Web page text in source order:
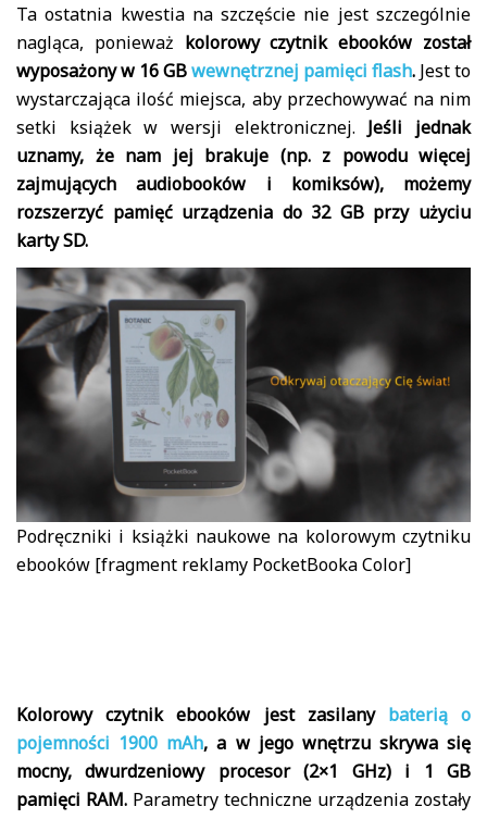
Ta ostatnia kwestia na szczęście nie jest szczególnie
nagląca, ponieważ kolorowy czytnik ebooków został
wyposażony w 16 GBwewnętrznej pamięci flash. Jest to
wystarczająca ilość miejsca, aby przechowywać na nim
setki książek w wersji elektronicznej. Jeśli jednak
uznamy, że nam jej brakuje (np. z powodu więcej
zajmujących audiobooków i komiksów), możemy
rozszerzyć pamięć urządzenia do 32 GB przy użyciu
karty SD.
Podręczniki i książki naukowe na kolorowym czytniku
ebooków [fragment reklamy PocketBooka Color]
Kolorowy czytnik ebooków jest zasilany baterią o
pojemności 1900 mAh, a w jego wnętrzu skrywa się
mocny, dwurdzeniowy procesor (2×1 GHz) i 1 GB
pamięci RAM. Parametry techniczne urządzenia zostały